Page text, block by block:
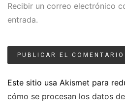
Recibir un correo electrónico
entrada.
Este sitio usa Akismet para
cómo se procesan los datos